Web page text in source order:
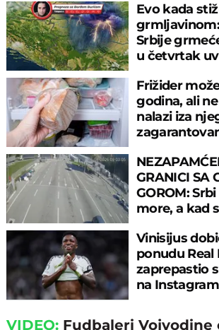
Evo kada
Srbije
u četvrtak
Frižider
godina, ali
nalazi iza
GRANICI SA
GOROM:
more, a kad
Vinisijus
ponudu Real
zaprepastio
na
VIDEO: Fudbaleri Vojvodine